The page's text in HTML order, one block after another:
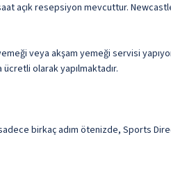
açık resepsiyon mevcuttur.
veya akşam yemeği servisi
olarak yapılmaktadır.
birkaç adım ötenizde, Sports